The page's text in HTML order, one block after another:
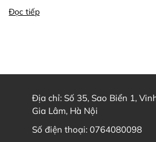
Đọc tiếp
Địa chỉ: Số 35, Sao Biển 1,
Gia Lâm, Hà Nội
Số điện thoại: 0764080098